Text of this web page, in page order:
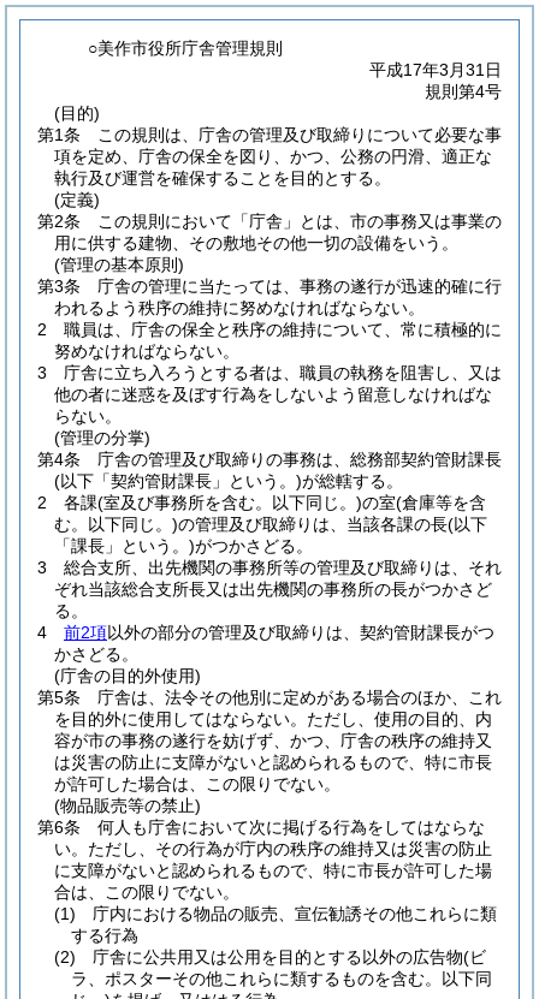
○美作市役所庁舎管理規則
平成17年3月31日
規則第4号
(目的)
第1条
この規則は、庁舎の管理及び取締りについて必要な事
項を定め、庁舎の保全を図り、かつ、公務の円滑、適正な
執行及び運営を確保することを目的とする。
(定義)
第2条
この規則において「庁舎」とは、市の事務又は事業の
用に供する建物、その敷地その他一切の設備をいう。
(管理の基本原則)
第3条
庁舎の管理に当たっては、事務の遂行が迅速的確に行
われるよう秩序の維持に努めなければならない。
2
職員は、庁舎の保全と秩序の維持について、常に積極的に
努めなければならない。
3
庁舎に立ち入ろうとする者は、職員の執務を阻害し、又は
他の者に迷惑を及ぼす行為をしないよう留意しなければな
らない。
(管理の分掌)
第4条
庁舎の管理及び取締りの事務は、総務部契約管財課長
(以下「契約管財課長」という。)が総轄する。
2
各課(室及び事務所を含む。以下同じ。)の室(倉庫等を含
む。以下同じ。)の管理及び取締りは、当該各課の長(以下
「課長」という。)がつかさどる。
3
総合支所、出先機関の事務所等の管理及び取締りは、それ
ぞれ当該総合支所長又は出先機関の事務所の長がつかさど
る。
4
前2項以外の部分の管理及び取締りは、契約管財課長がつ
かさどる。
(庁舎の目的外使用)
第5条
庁舎は、法令その他別に定めがある場合のほか、これ
を目的外に使用してはならない。 ただし、使用の目的、内
容が市の事務の遂行を妨げず、かつ、庁舎の秩序の維持又
は災害の防止に支障がないと認められるもので、特に市長
が許可した場合は、この限りでない。
(物品販売等の禁止)
第6条
何人も庁舎において次に掲げる行為をしてはならな
い。 ただし、その行為が庁内の秩序の維持又は災害の防止
に支障がないと認められるもので、特に市長が許可した場
合は、この限りでない。
(1)
庁内における物品の販売、宣伝勧誘その他これらに類
する行為
(2)
庁舎に公共用又は公用を目的とする以外の広告物(ビ
ラ、ポスターその他これらに類するものを含む。以下同